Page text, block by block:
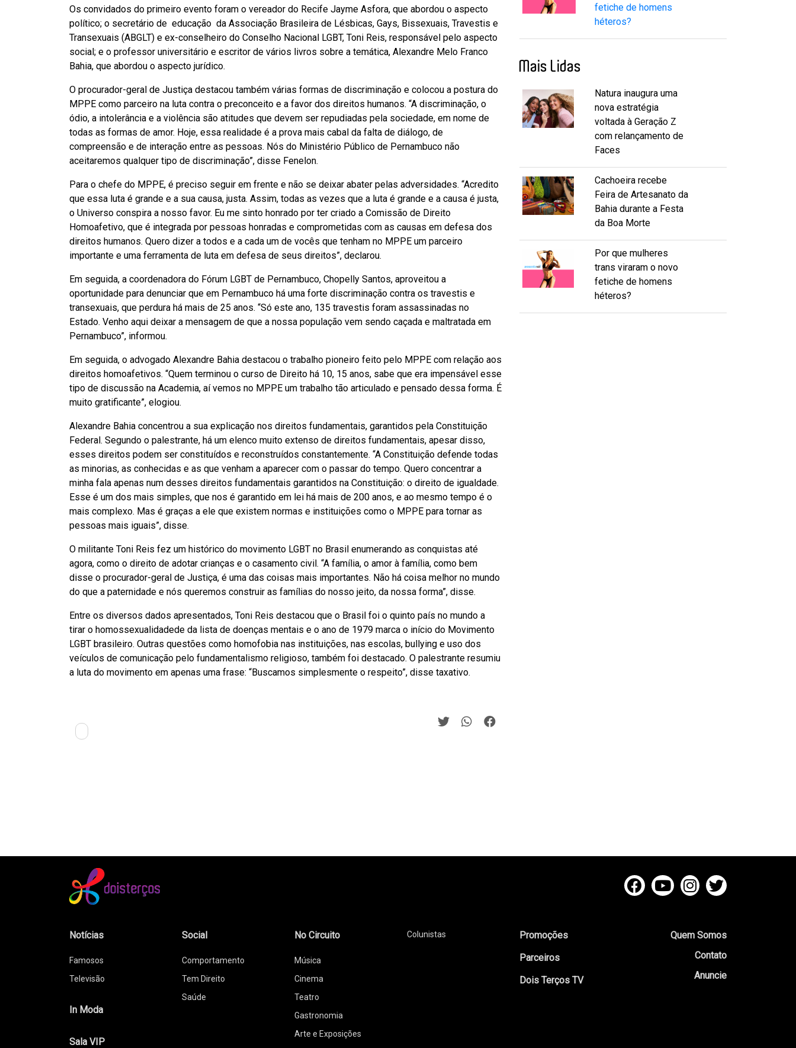
Os convidados do primeiro evento foram o vereador do Recife Jayme Asfora, que abordou o aspecto
político; o secretário de educação da Associação Brasileira de Lésbicas, Gays, Bissexuais, Travestis e
Transexuais (ABGLT) e ex-conselheiro do Conselho Nacional LGBT, Toni Reis, responsável pelo aspecto
social; e o professor universitário e escritor de vários livros sobre a temática, Alexandre Melo Franco
Bahia, que abordou o aspecto jurídico.
O procurador-geral de Justiça destacou também várias formas de discriminação e colocou a postura do
MPPE como parceiro na luta contra o preconceito e a favor dos direitos humanos. “A discriminação, o
ódio, a intolerância e a violência são atitudes que devem ser repudiadas pela sociedade, em nome de
todas as formas de amor. Hoje, essa realidade é a prova mais cabal da falta de diálogo, de
compreensão e de interação entre as pessoas. Nós do Ministério Público de Pernambuco não
aceitaremos qualquer tipo de discriminação”, disse Fenelon.
Para o chefe do MPPE, é preciso seguir em frente e não se deixar abater pelas adversidades. “Acredito
que essa luta é grande e a sua causa, justa. Assim, todas as vezes que a luta é grande e a causa é justa,
o Universo conspira a nosso favor. Eu me sinto honrado por ter criado a Comissão de Direito
Homoafetivo, que é integrada por pessoas honradas e comprometidas com as causas em defesa dos
direitos humanos. Quero dizer a todos e a cada um de vocês que tenham no MPPE um parceiro
importante e uma ferramenta de luta em defesa de seus direitos”, declarou.
Em seguida, a coordenadora do Fórum LGBT de Pernambuco, Chopelly Santos, aproveitou a
oportunidade para denunciar que em Pernambuco há uma forte discriminação contra os travestis e
transexuais, que perdura há mais de 25 anos. “Só este ano, 135 travestis foram assassinadas no
Estado. Venho aqui deixar a mensagem de que a nossa população vem sendo caçada e maltratada em
Pernambuco”, informou.
Em seguida, o advogado Alexandre Bahia destacou o trabalho pioneiro feito pelo MPPE com relação aos
direitos homoafetivos. “Quem terminou o curso de Direito há 10, 15 anos, sabe que era impensável esse
tipo de discussão na Academia, aí vemos no MPPE um trabalho tão articulado e pensado dessa forma. É
muito gratificante”, elogiou.
Alexandre Bahia concentrou a sua explicação nos direitos fundamentais, garantidos pela Constituição
Federal. Segundo o palestrante, há um elenco muito extenso de direitos fundamentais, apesar disso,
esses direitos podem ser constituídos e reconstruídos constantemente. “A Constituição defende todas
as minorias, as conhecidas e as que venham a aparecer com o passar do tempo. Quero concentrar a
minha fala apenas num desses direitos fundamentais garantidos na Constituição: o direito de igualdade.
Esse é um dos mais simples, que nos é garantido em lei há mais de 200 anos, e ao mesmo tempo é o
mais complexo. Mas é graças a ele que existem normas e instituições como o MPPE para tornar as
pessoas mais iguais”, disse.
O militante Toni Reis fez um histórico do movimento LGBT no Brasil enumerando as conquistas até
agora, como o direito de adotar crianças e o casamento civil. “A família, o amor à família, como bem
disse o procurador-geral de Justiça, é uma das coisas mais importantes. Não há coisa melhor no mundo
do que a paternidade e nós queremos construir as famílias do nosso jeito, da nossa forma”, disse.
Entre os diversos dados apresentados, Toni Reis destacou que o Brasil foi o quinto país no mundo a
tirar o homossexualidadede da lista de doenças mentais e o ano de 1979 marca o início do Movimento
LGBT brasileiro. Outras questões como homofobia nas instituições, nas escolas, bullying e uso dos
veículos de comunicação pelo fundamentalismo religioso, também foi destacado. O palestrante resumiu
a luta do movimento em apenas uma frase: “Buscamos simplesmente o respeito”, disse taxativo.
fetiche de homens
héteros?
Mais Lidas
Natura inaugura uma
nova estratégia
voltada à Geração Z
com relançamento de
Faces
Cachoeira recebe
Feira de Artesanato da
Bahia durante a Festa
da Boa Morte
Por que mulheres
trans viraram o novo
fetiche de homens
héteros?
Notícias
Famosos
Televisão
In Moda
Sala VIP
Social
Comportamento
Tem Direito
Saúde
No Circuito
Música
Cinema
Teatro
Gastronomia
Arte e Exposições
Colunistas
Promoções
Parceiros
Dois Terços TV
Quem Somos
Contato
Anuncie